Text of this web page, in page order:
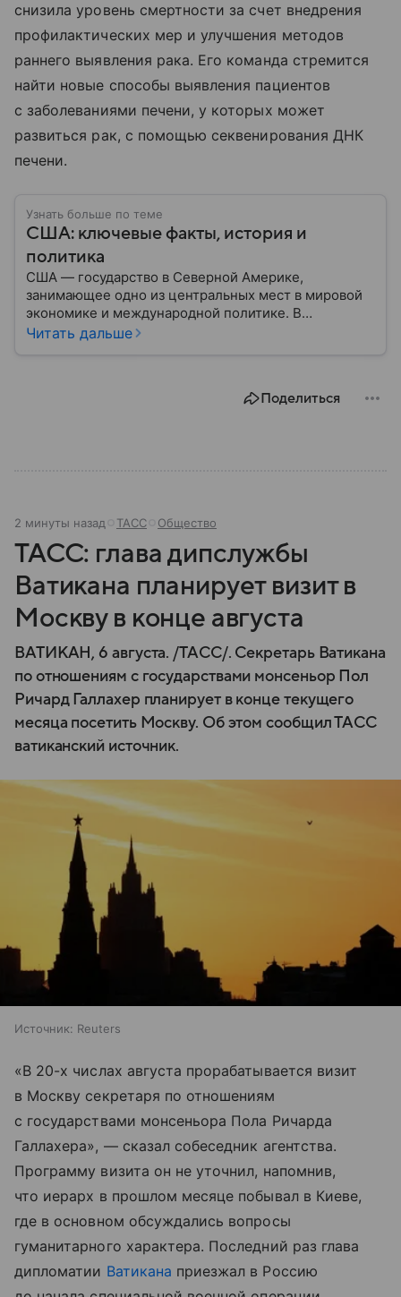
снизила уровень смертности за счет внедрения
профилактических мер и улучшения методов
раннего выявления рака. Его команда стремится
найти новые способы выявления пациентов
с заболеваниями печени, у которых может
развиться рак, с помощью секвенирования ДНК
печени.
Узнать больше по теме
США: ключевые факты, история и
политика
США — государство в Северной Америке,
занимающее одно из центральных мест в мировой
экономике и международной политике. В
материале — основные сведения об этой стране.
Читать дальше
Поделиться
2 минуты назад ТАСС Общество
ТАСС: глава дипслужбы
Ватикана планирует визит в
Москву в конце августа
ВАТИКАН, 6 августа. /ТАСС/. Секретарь Ватикана
по отношениям с государствами монсеньор Пол
Ричард Галлахер планирует в конце текущего
месяца посетить Москву. Об этом сообщил ТАСС
ватиканский источник.
Источник: Reuters
«В 20-х числах августа прорабатывается визит
в Москву секретаря по отношениям
с государствами монсеньора Пола Ричарда
Галлахера», — сказал собеседник агентства.
Программу визита он не уточнил, напомнив,
что иерарх в прошлом месяце побывал в Киеве,
где в основном обсуждались вопросы
гуманитарного характера. Последний раз глава
дипломатии Ватикана приезжал в Россию